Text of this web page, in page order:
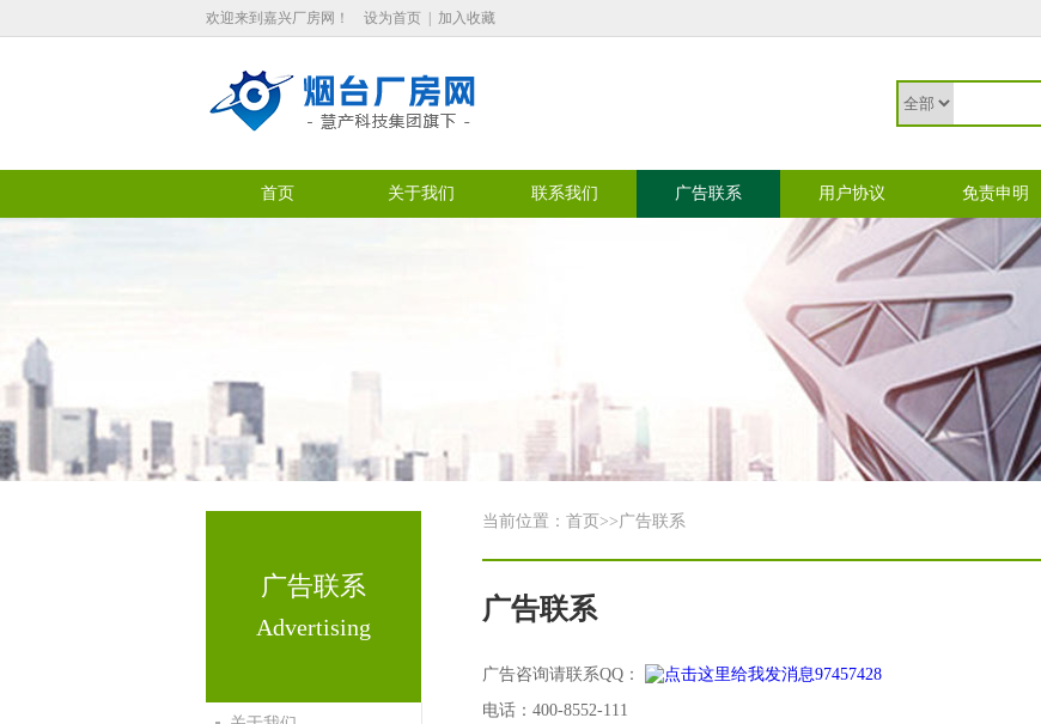
欢迎来到嘉兴厂房网！ 设为首页 加入收藏
首页 关于我们 联系我们 广告联系 用户协议 免责申明
广告联系
Advertising
当前位置： 首页 >>广告联系
广告联系
广告咨询请联系QQ：
97457428
电话：400-8552-111